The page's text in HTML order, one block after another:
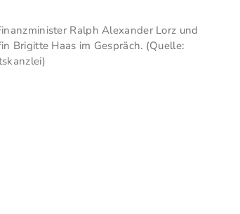
Ralph Alexander Lorz und
Brigitte Haas im Gespräch. (Quelle: